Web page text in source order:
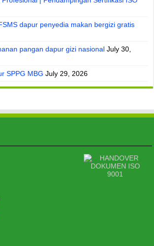
dapur penyedia makan bergizi gratis
pangan dapur gizi nasional July 30,
SPPG MBG July 29, 2026